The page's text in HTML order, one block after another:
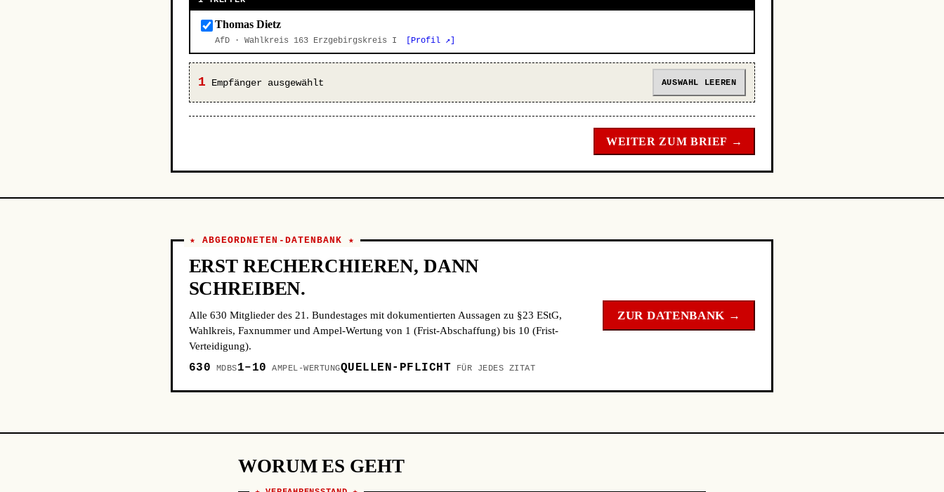
Thomas Dietz
AfD · Wahlkreis 163 Erzgebirgskreis I [Profil ↗]
1 Empfänger ausgewählt AUSWAHL LEEREN
WEITER ZUM BRIEF →
★ ABGEORDNETEN-DATENBANK ★
ERST RECHERCHIEREN, DANN
SCHREIBEN.
Alle 630 Mitglieder des 21. Bundestages mit dokumentierten Aussagen zu §23 EStG,
Wahlkreis, Faxnummer und Ampel-Wertung von 1 (Frist-Abschaffung) bis 10 (Frist-
Verteidigung).
630 MDBS1–10 AMPEL-WERTUNGQUELLEN-PFLICHT FÜR JEDES ZITAT
ZUR DATENBANK →
WORUM ES GEHT